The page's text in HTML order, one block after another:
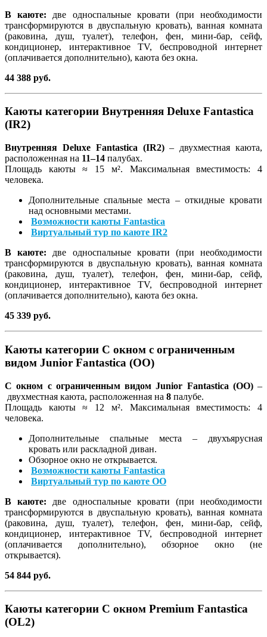
В каюте: две односпальные кровати (при необходимости
трансформируются в двуспальную кровать), ванная комната
(раковина, душ, туалет), телефон, фен, мини-бар, сейф,
кондиционер, интерактивное TV, беспроводной интернет
(оплачивается дополнительно), каюта без окна.
44 388 руб.
Каюты категории Внутренняя Deluxe Fantastica
(IR2)
Внутренняя Deluxe Fantastica (IR2)– двухместная каюта,
расположенная на 11–14 палубах.
Площадь каюты ≈ 15 м². Максимальная вместимость: 4
человека.
Дополнительные спальные места – откидные кровати
над основными местами.
Возможности каюты Fantastica
Виртуальный тур по каюте IR2
В каюте: две односпальные кровати (при необходимости
трансформируются в двуспальную кровать), ванная комната
(раковина, душ, туалет), телефон, фен, мини-бар, сейф,
кондиционер, интерактивное TV, беспроводной интернет
(оплачивается дополнительно), каюта без окна.
45 339 руб.
Каюты категории C окном с ограниченным
видом Junior Fantastica (OO)
C окном с ограниченным видом Junior Fantastica (OO) –
двухместная каюта, расположенная на 8 палубе.
Площадь каюты ≈ 12 м². Максимальная вместимость: 4
человека.
Дополнительные спальные места – двухъярусная
кровать или раскладной диван.
Обзорное окно не открывается.
Возможности каюты Fantastica
Виртуальный тур по каюте OO
В каюте: две односпальные кровати (при необходимости
трансформируются в двуспальную кровать), ванная комната
(раковина, душ, туалет), телефон, фен, мини-бар, сейф,
кондиционер, интерактивное TV, беспроводной интернет
(оплачивается дополнительно), обзорное окно (не
открывается).
54 844 руб.
Каюты категории С окном Premium Fantastica
(OL2)